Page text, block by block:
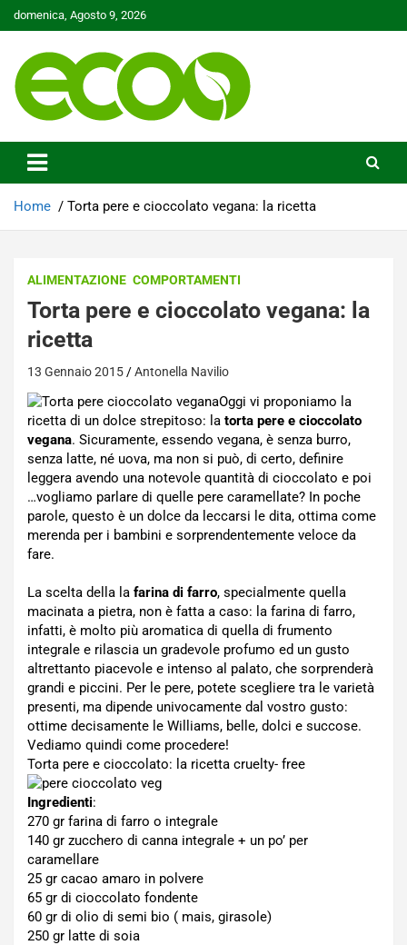
Skip
to
domenica, Agosto 9, 2026
Ecoo.it
Home Torta pere e cioccolato vegana: la ricetta
ALIMENTAZIONE COMPORTAMENTI
Torta pere e cioccolato vegana: la
ricetta
13 Gennaio 2015 Antonella Navilio
Oggi vi proponiamo la
ricetta di un dolce strepitoso: la torta pere e cioccolato
vegana. Sicuramente, essendo vegana, è senza burro,
senza latte, né uova, ma non si può, di certo, definire
leggera avendo una notevole quantità di cioccolato e poi
…vogliamo parlare di quelle pere caramellate? In poche
parole, questo è un dolce da leccarsi le dita, ottima come
merenda per i bambini e sorprendentemente veloce da
fare.
La scelta della la farina di farro, specialmente quella
macinata a pietra, non è fatta a caso: la farina di farro,
infatti, è molto più aromatica di quella di frumento
integrale e rilascia un gradevole profumo ed un gusto
altrettanto piacevole e intenso al palato, che sorprenderà
grandi e piccini. Per le pere, potete scegliere tra le varietà
presenti, ma dipende univocamente dal vostro gusto:
ottime decisamente le Williams, belle, dolci e succose.
Vediamo quindi come procedere!
Torta pere e cioccolato: la ricetta cruelty- free
Ingredienti:
270 gr farina di farro o integrale
140 gr zucchero di canna integrale + un po’ per
caramellare
25 gr cacao amaro in polvere
65 gr di cioccolato fondente
60 gr di olio di semi bio ( mais, girasole)
250 gr latte di soia